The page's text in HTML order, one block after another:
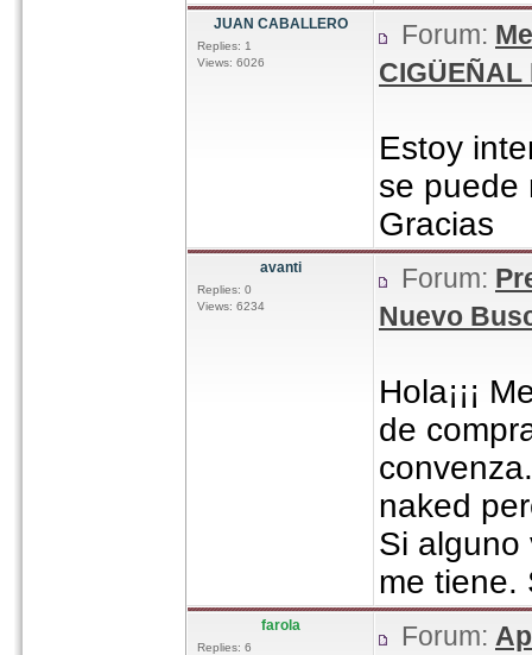
JUAN CABALLERO
Replies: 1
Views: 6026
Forum:
CIGÜEÑAL
Estoy
se puede
Gracias
avanti
Replies: 0
Views: 6234
Forum:
Nuevo
Hola¡¡¡
de
naked
Si alguno
me tiene.
farola
Replies: 6
Forum: